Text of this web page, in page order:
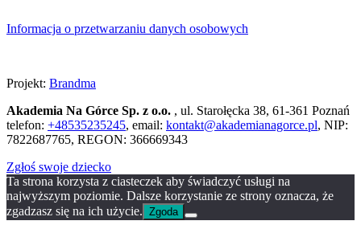
Informacja o przetwarzaniu danych osobowych
Projekt: Brandma
Akademia Na Górce Sp. z o.o. , ul. Starołęcka 38, 61-361 Poznań
telefon: +48535235245, email: kontakt@akademianagorce.pl, NIP:
7822687765, REGON: 366669343
Zgłoś swoje dziecko
Ta strona korzysta z ciasteczek aby świadczyć usługi na
najwyższym poziomie. Dalsze korzystanie ze strony oznacza, że
zgadzasz się na ich użycie. Zgoda